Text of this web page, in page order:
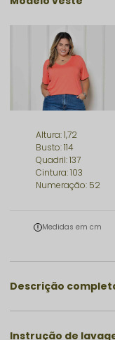
Altura: 1,72
Busto: 114
Quadril: 137
Cintura: 103
Numeração: 52
Medidas em cm
Descrição
Instrução de